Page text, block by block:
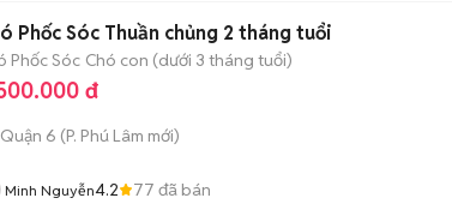
Chó Phốc Sóc Thuần chủng 2 tháng tuổi
Phốc Sóc Chó con (dưới 3 tháng tuổi)
đ
Quận 6 (P. Phú Lâm mới)
Minh Nguyễn4.2 77 đã bán